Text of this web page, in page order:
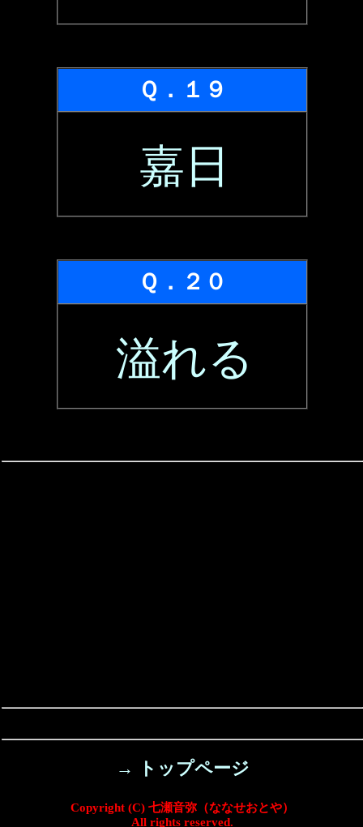
Ｑ．１９
嘉日
Ｑ．２０
溢れる
→ トップページ
Copyright (C) 七瀬音弥（ななせおとや）
All rights reserved.